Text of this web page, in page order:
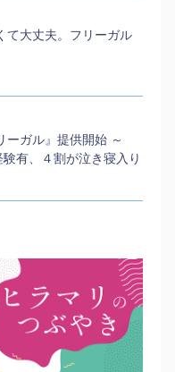
て大丈夫。フリーガル
ーガル』提供開始 ～
有、４割が泣き寝入り